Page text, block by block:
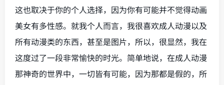
这也取决于你的个人选择，因为你有可能并不觉得动画
美女有多性感。就我个人而言，我很喜欢成人动漫以及
所有动漫类的东西，甚至是图片，所以，很显然，我在
这度过了一段非常愉快的时光。简单地说，在成人动漫
那神奇的世界中，一切皆有可能，因为那都是假的，所